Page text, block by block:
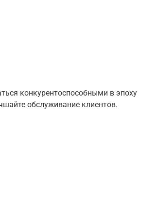
конкурентоспособными в эпоху
обслуживание клиентов.